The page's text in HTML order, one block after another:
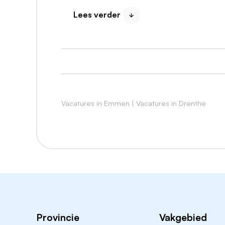
Meedenken over de beste technische
Zorgen voor kwaliteit, netheid en
Ervaring hebt als automonteur, 1e
Lees verder
Vacatures in Emmen | Vacatures in Drenthe
Provincie Vakgebied